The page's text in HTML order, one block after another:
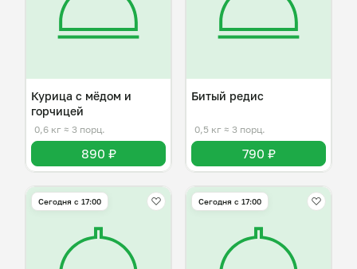
Курица с мёдом и
горчицей
0,6 кг ≈ 3 порц.
890 ₽
Битый редис
0,5 кг ≈ 3 порц.
790 ₽
Сегодня с 17:00 Сегодня с 17:00